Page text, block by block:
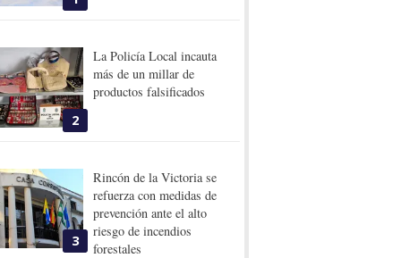
2
La Policía Local incauta
más de un millar de
productos falsificados
3
Rincón de la Victoria se
refuerza con medidas de
prevención ante el alto
riesgo de incendios
forestales